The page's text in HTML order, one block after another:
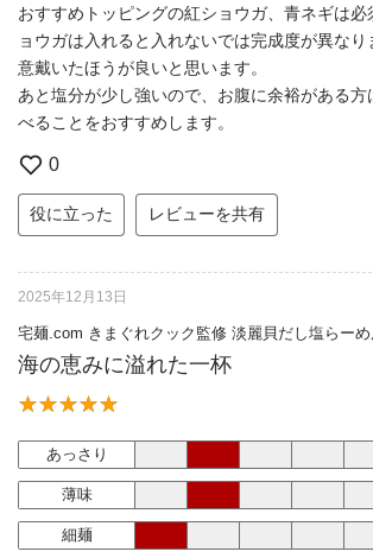
おすすめトッピングの紅ショウガ、青ネギは必
ョウガは入れると入れないでは完成度が異なり
意戴いたほうが良いと思います。
あと塩分が少し強いので、お腹に余裕がある方
べることをおすすめします。
0
役に立った レビューを共有
2025年12月13日
宅麺.com きまぐれクック監修 淡麗貝だし塩らーめ
海の恵みに溢れた一杯
あっさり
薄味
細麺